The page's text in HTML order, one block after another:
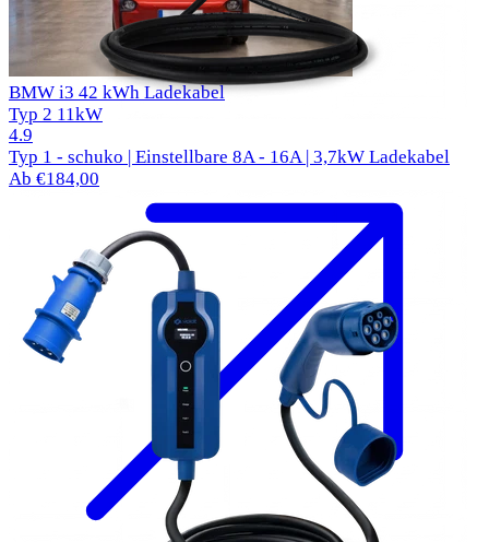
BMW i3 42 kWh Ladekabel
Typ 2 11kW
4.9
Typ 1 - schuko | Einstellbare 8A - 16A | 3,7kW Ladekabel
Ab €184,00